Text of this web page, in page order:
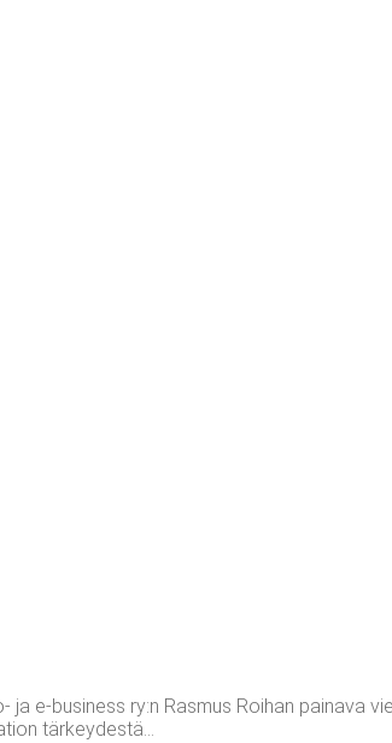
ja e-business ry:n Rasmus Roihan painava
tärkeydestä...